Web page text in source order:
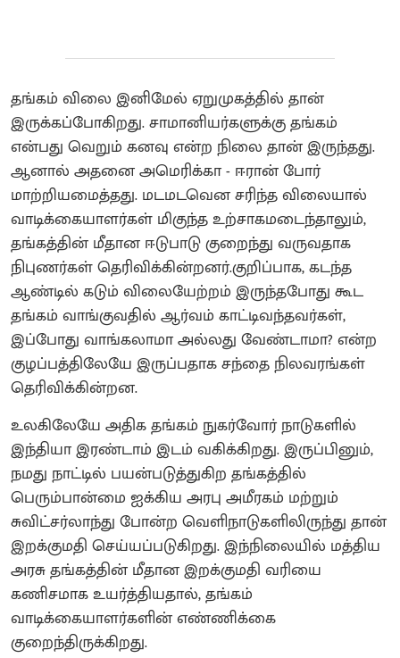
தங்கம் விலை இனிமேல் ஏறுமுகத்தில் தான்
இருக்கப்போகிறது. சாமானியர்களுக்கு தங்கம்
என்பது வெறும் கனவு என்ற நிலை தான் இருந்தது.
ஆனால் அதனை அமெரிக்கா - ஈரான் போர்
மாற்றியமைத்தது. மடமடவென சரிந்த விலையால்
வாடிக்கையாளர்கள் மிகுந்த உற்சாகமடைந்தாலும்,
தங்கத்தின் மீதான ஈடுபாடு குறைந்து வருவதாக
நிபுணர்கள் தெரிவிக்கின்றனர்.குறிப்பாக, கடந்த
ஆண்டில் கடும் விலையேற்றம் இருந்தபோது கூட
தங்கம் வாங்குவதில் ஆர்வம் காட்டிவந்தவர்கள்,
இப்போது வாங்கலாமா அல்லது வேண்டாமா? என்ற
குழப்பத்திலேயே இருப்பதாக சந்தை நிலவரங்கள்
தெரிவிக்கின்றன.
உலகிலேயே அதிக தங்கம் நுகர்வோர் நாடுகளில்
இந்தியா இரண்டாம் இடம் வகிக்கிறது. இருப்பினும்,
நமது நாட்டில் பயன்படுத்துகிற தங்கத்தில்
பெரும்பான்மை ஐக்கிய அரபு அமீரகம் மற்றும்
சுவிட்சர்லாந்து போன்ற வெளிநாடுகளிலிருந்து தான்
இறக்குமதி செய்யப்படுகிறது. இந்நிலையில் மத்திய
அரசு தங்கத்தின் மீதான இறக்குமதி வரியை
கணிசமாக உயர்த்தியதால், தங்கம்
வாடிக்கையாளர்களின் எண்ணிக்கை
குறைந்திருக்கிறது.